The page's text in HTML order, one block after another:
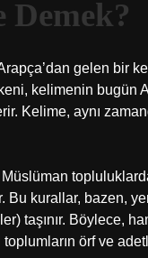
Demek?
gelen bir
kelimenin bugün
Kelime, aynı
Bu kurallar, bazen,
taşınır. Böylece,
örf ve